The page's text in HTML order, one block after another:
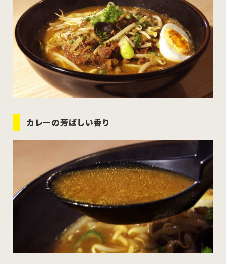
ホーム
お問い合わせ
公式Instagram
公式X
カレーの芳ばしい香り